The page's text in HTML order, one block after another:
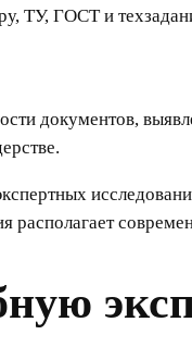
ТУ, ГОСТ и
документов,
располагает